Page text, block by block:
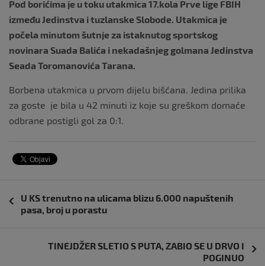
Pod borićima je u toku utakmica 17.kola Prve lige FBIH
između Jedinstva i tuzlanske Slobode. Utakmica je
počela minutom šutnje za istaknutog sportskog
novinara Suada Balića i nekadašnjeg golmana Jedinstva
Seada Toromanovića Tarana.
Borbena utakmica u prvom dijelu bišćana. Jedina prilika
za goste je bila u 42 minuti iz koje su greškom domaće
odbrane postigli gol za 0:1.
objava
U KS trenutno na ulicama blizu 6.000 napuštenih
pasa, broj u porastu
TINEJDŽER SLETIO S PUTA, ZABIO SE U DRVO I
POGINUO